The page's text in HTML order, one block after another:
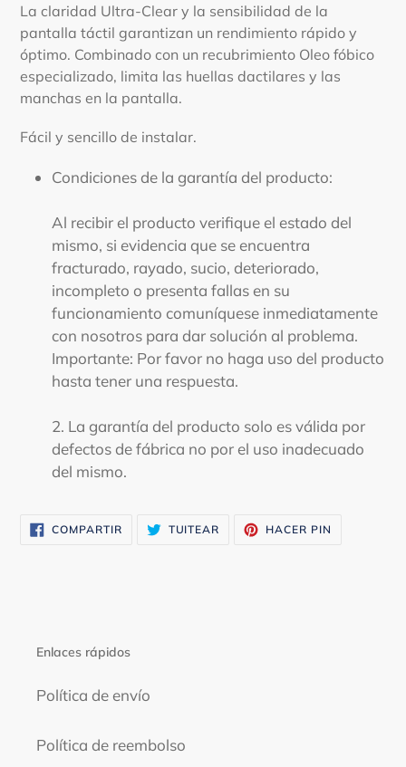
La claridad Ultra-Clear y la sensibilidad de la
pantalla táctil garantizan un rendimiento rápido y
óptimo. Combinado con un recubrimiento Oleo fóbico
especializado, limita las huellas dactilares y las
manchas en la pantalla.
Fácil y sencillo de instalar.
Condiciones de la garantía del producto:
Al recibir el producto verifique el estado del
mismo, si evidencia que se encuentra
fracturado, rayado, sucio, deteriorado,
incompleto o presenta fallas en su
funcionamiento comuníquese inmediatamente
con nosotros para dar solución al problema.
Importante: Por favor no haga uso del producto
hasta tener una respuesta.
2. La garantía del producto solo es válida por
defectos de fábrica no por el uso inadecuado
del mismo.
COMPARTIRCOMPARTIR
EN
TUITEAR TUITEARHACER PIN
Enlaces rápidos
Política de envío
Política de reembolso